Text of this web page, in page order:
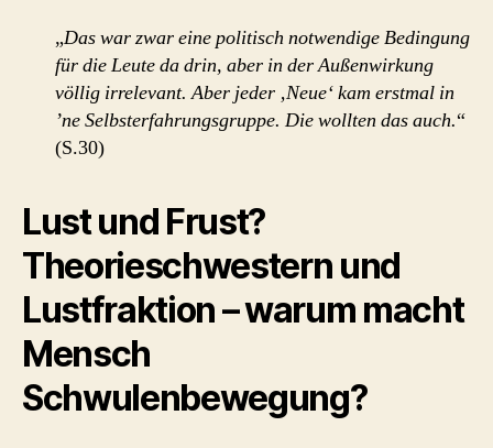
„Das war zwar eine politisch notwendige Bedingung
für die Leute da drin, aber in der Außenwirkung
völlig irrelevant. Aber jeder ‚Neue‘ kam erstmal in
’ne Selbsterfahrungsgruppe. Die wollten das auch.“
(S.30)
Lust und Frust?
Theorieschwestern und
Lustfraktion – warum macht
Mensch
Schwulenbewegung?